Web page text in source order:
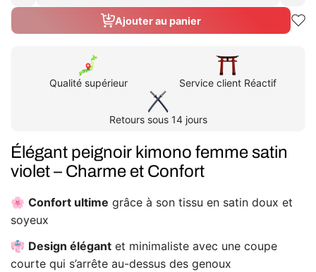
la
Peignoir
de
Ajouter au panier
Qualité supérieur Service client Réactif
Retours sous 14 jours
Élégant peignoir kimono femme satin
violet – Charme et Confort
🌸 Confort ultime grâce à son tissu en satin doux et
soyeux
👘 Design élégant et minimaliste avec une coupe
courte qui s’arrête au-dessus des genoux